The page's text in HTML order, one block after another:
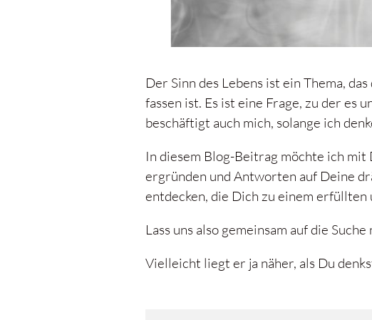
Der Sinn des Lebens ist ein Thema,
fassen ist. Es ist eine Frage, zu der es
beschäftigt auch mich, solange ich
In diesem Blog-Beitrag möchte ich mit
ergründen und Antworten auf Deine
entdecken, die Dich zu einem
Lass uns also gemeinsam auf die
Vielleicht liegt er ja näher, als Du